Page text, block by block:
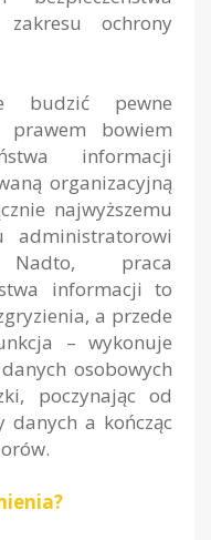
ochrony
budzić pewne
prawem bowiem
informacji
organizacyjną
najwyższemu
administratorowi
Nadto, praca
informacji to
a przede
– wykonuje
osobowych
poczynając od
danych a kończąc